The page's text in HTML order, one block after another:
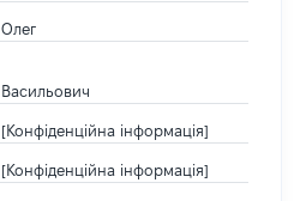
Олег
Васильович
[Конфіденційна інформація]
[Конфіденційна інформація]